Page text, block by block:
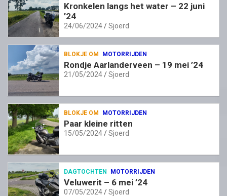
Kronkelen langs het water – 22 juni
’24
24/06/2024 Sjoerd
BLOKJE OM MOTORRIJDEN
Rondje Aarlanderveen – 19 mei ’24
21/05/2024 Sjoerd
BLOKJE OM MOTORRIJDEN
Paar kleine ritten
15/05/2024 Sjoerd
DAGTOCHTEN MOTORRIJDEN
Veluwerit – 6 mei ’24
07/05/2024 Sjoerd